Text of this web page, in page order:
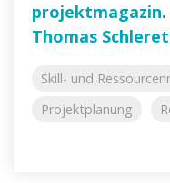
projektmagazin
Thomas
Skill- und
Projektplanung